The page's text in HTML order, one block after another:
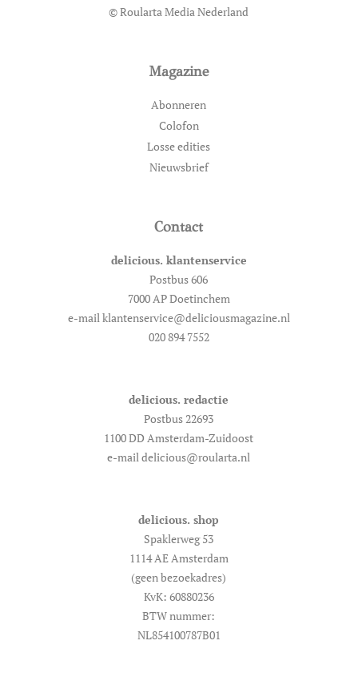
© Roularta Media Nederland
Magazine
Abonneren
Colofon
Losse edities
Nieuwsbrief
Contact
delicious. klantenservice
Postbus 606
7000 AP Doetinchem
e-mail klantenservice@deliciousmagazine.nl
020 894 7552
delicious. redactie
Postbus 22693
1100 DD Amsterdam-Zuidoost
e-mail delicious@roularta.nl
delicious. shop
Spaklerweg 53
1114 AE Amsterdam
(geen bezoekadres)
KvK: 60880236
BTW nummer:
NL854100787B01